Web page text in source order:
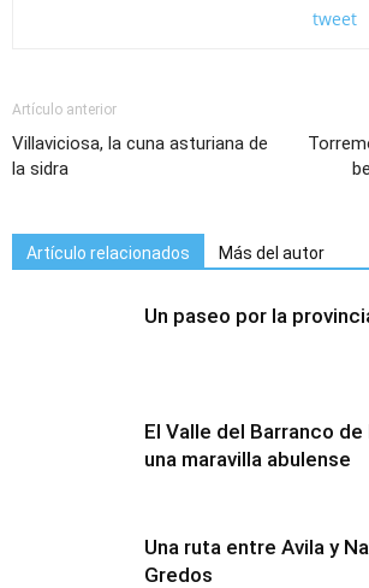
tweet
Artículo anterior
Villaviciosa, la cuna asturiana de
la sidra
Artículo relacionados Más del autor
Un paseo por la
El Valle del Barranco
una maravilla abulense
Una ruta entre Avila y
Gredos